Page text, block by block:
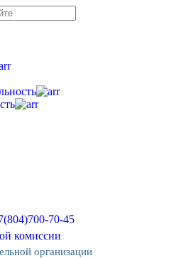
70-45
комиссии
организации